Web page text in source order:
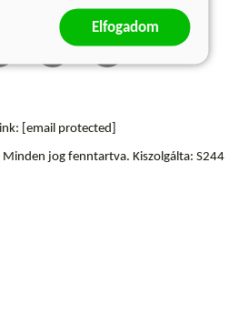
[email protected]
Minden jog fenntartva. Kiszolgálta: S244
Elfogadom